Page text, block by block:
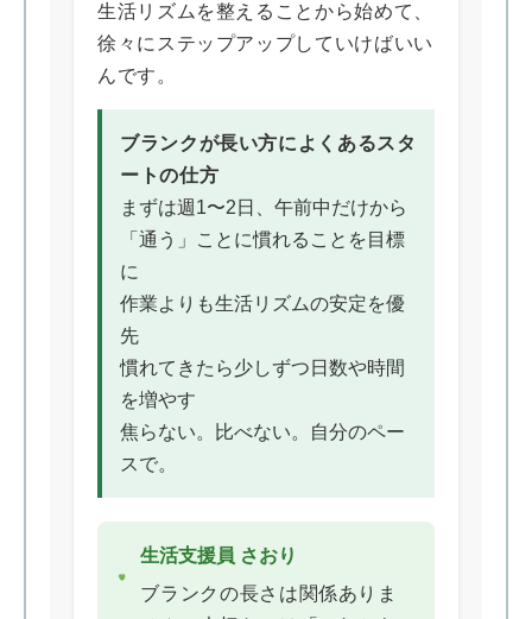
生活リズムを整えることから始めて、
徐々にステップアップしていけばいい
んです。
ブランクが長い方によくあるスタ
ートの仕方
まずは週1〜2日、午前中だけから
「通う」ことに慣れることを目標
に
作業よりも生活リズムの安定を優
先
慣れてきたら少しずつ日数や時間
を増やす
焦らない。比べない。自分のペー
スで。
生活支援員 さおり
ブランクの長さは関係ありま